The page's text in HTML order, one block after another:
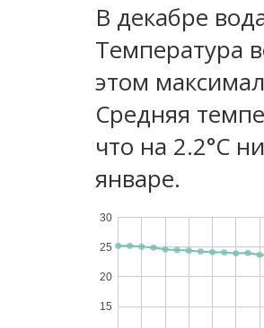
В декабре
Температура
этом
Средняя
что на 2.2°C
январе.
15
20
25
30